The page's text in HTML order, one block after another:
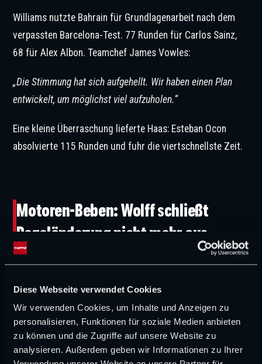
Diese Webseite verwendet Cookies
Wir verwenden Cookies, um Inhalte und Anzeigen zu
personalisieren, Funktionen für soziale Medien anbieten
zu können und die Zugriffe auf unsere Website zu
analysieren. Außerdem geben wir Informationen zu Ihrer
Williams nutzte Bahrain für Grundlagenarbeit nach dem
verpassten Barcelona-Test. 77 Runden für Carlos Sainz,
68 für Alex Albon. Teamchef James Vowles:
„Die Stimmung hat sich aufgehellt. Wir haben einen Plan
entwickelt, um möglichst viel aufzuholen.“
Eine kleine Überraschung lieferte Haas: Esteban Ocon
absolvierte 115 Runden und fuhr die viertschnellste Zeit.
Motoren-Beben: Wolff schließt
Regeländerung nicht mehr aus
Während auf der Strecke Daten gesammelt werden,
brodelt es politisch.
Im Zentrum: das Verdichtungsverhältnis der neuen Power
Units.
Mercedes steht im Fokus der Debatte, weil sich im heißen